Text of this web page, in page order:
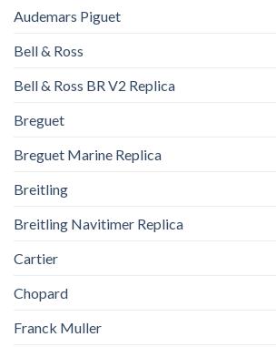
Audemars Piguet
Bell & Ross
Bell & Ross BR V2 Replica
Breguet
Breguet Marine Replica
Breitling
Breitling Navitimer Replica
Cartier
Chopard
Franck Muller